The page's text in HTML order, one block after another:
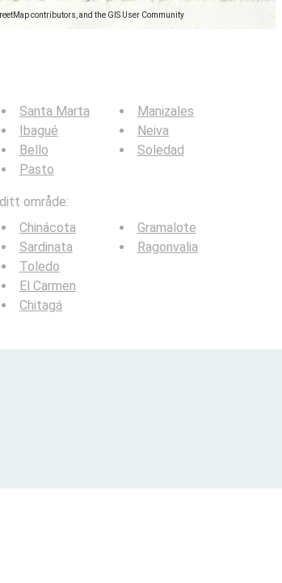
contributors, and the GIS User Community
Santa Marta
Ibagué
Bello
Pasto
Manizales
Neiva
Soledad
område:
Chinácota
Sardinata
Toledo
El Carmen
Chitagá
Gramalote
Ragonvalia